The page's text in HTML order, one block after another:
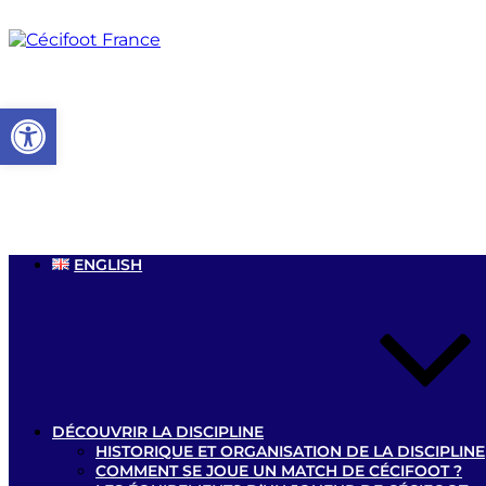
au
ENGLISH
DÉCOUVRIR LA DISCIPLINE
HISTORIQUE ET ORGANISATION DE LA DISCIPLINE
COMMENT SE JOUE UN MATCH DE CÉCIFOOT ?
Ouvrir la barre d’outils